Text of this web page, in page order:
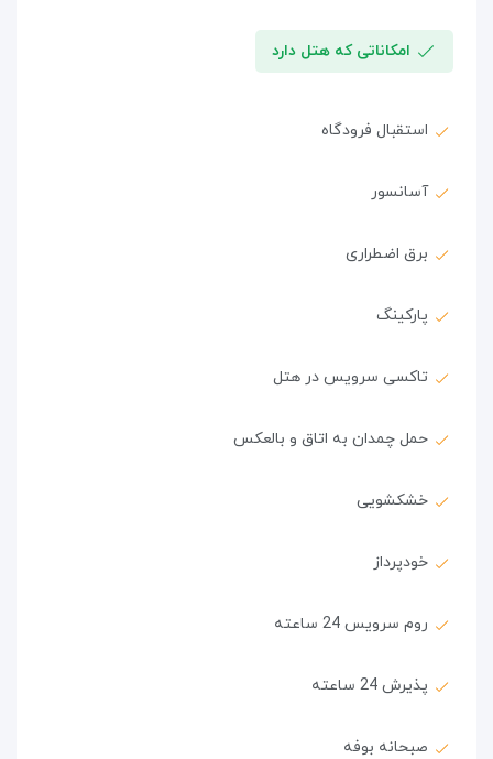
امکاناتی که هتل دارد
استقبال فرودگاه
آسانسور
برق اضطراری
پارکینگ
تاکسی سرویس در هتل
حمل چمدان به اتاق و بالعکس
خشکشویی
خودپرداز
روم سرویس 24 ساعته
پذیرش 24 ساعته
صبحانه بوفه